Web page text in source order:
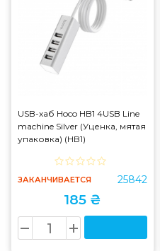
USB-хаб Hoco HB1 4USB Line
machine Silver (Уценка, мятая
упаковка) (HB1)
ЗАКАНЧИВАЕТСЯ 25842
185 ₴